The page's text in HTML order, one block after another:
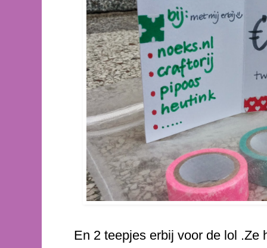
En 2 teepjes erbij voor de lol .Ze